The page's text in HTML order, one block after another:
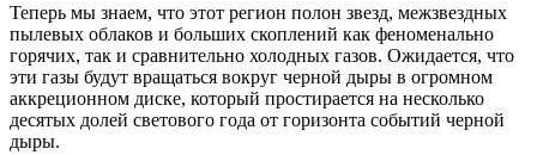
Теперь мы знаем, что этот регион полон звезд, межзвездных
пылевых облаков и больших скоплений как феноменально
горячих, так и сравнительно холодных газов. Ожидается, что
эти газы будут вращаться вокруг черной дыры в огромном
аккреционном диске, который простирается на несколько
десятых долей светового года от горизонта событий черной
дыры.